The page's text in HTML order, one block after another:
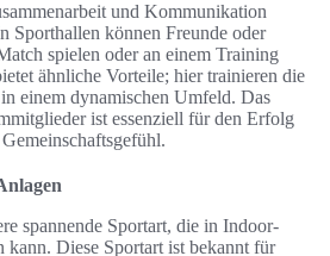
und Kommunikation
Sporthallen können Freunde oder
spielen oder an einem Training
ähnliche Vorteile; hier trainieren die
einem dynamischen Umfeld. Das
ist essenziell für den Erfolg
spannende Sportart, die in Indoor-
kann. Diese Sportart ist bekannt für